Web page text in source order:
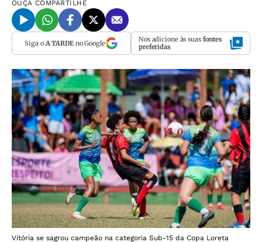
OUÇA COMPARTILHE
Siga o A TARDEno Google Nos adicione às suas fontes
preferidas
Vitória se sagrou campeão na categoria Sub-15 da Copa Loreta